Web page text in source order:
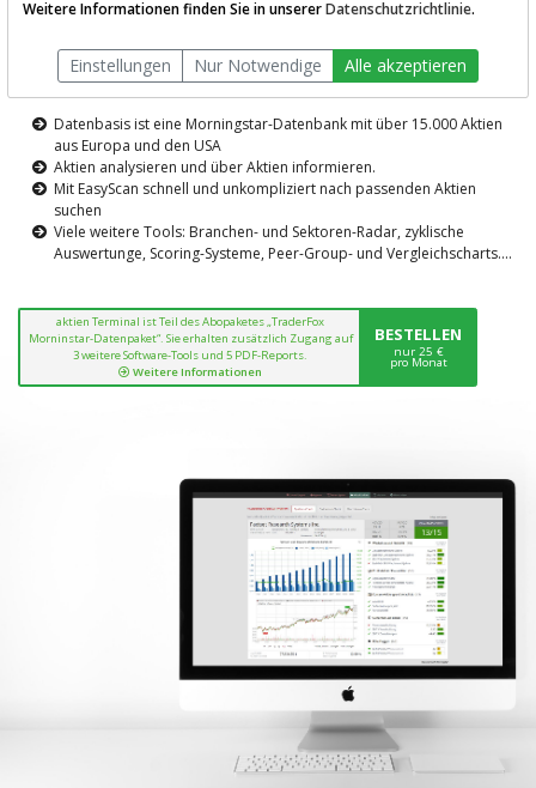
Die Aktienanalyse-Plattform von
TraderFox
Datenbasis ist eine Morningstar-Datenbank mit über 15.000 Aktien
aus Europa und den USA
Aktien analysieren und über Aktien informieren.
Mit EasyScan schnell und unkompliziert nach passenden Aktien
suchen
Viele weitere Tools: Branchen- und Sektoren-Radar, zyklische
Auswertunge, Scoring-Systeme, Peer-Group- und Vergleichscharts....
aktien Terminal ist Teil des Abopaketes „TraderFox
Morninstar-Datenpaket“. Sie erhalten zusätzlich Zugang auf
3 weitere Software-Tools und 5 PDF-Reports.
Weitere Informationen
BESTELLEN
nur 25 €
pro Monat
Weitere Informationen finden Sie in unsererDatenschutzrichtlinie.
Einstellungen Nur Notwendige Alle akzeptieren